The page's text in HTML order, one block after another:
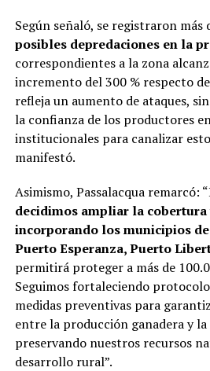
Según señaló, se registraron más
posibles depredaciones en la
correspondientes a la zona
incremento del 300 % respecto
refleja un aumento de ataques,
la confianza de los productores
institucionales para canalizar
manifestó.
Asimismo, Passalacqua remarcó:
decidimos ampliar la
incorporando los municipios
Puerto Esperanza, Puerto
permitirá proteger a más de
Seguimos fortaleciendo
medidas preventivas para
entre la producción ganadera y
preservando nuestros recursos
desarrollo rural”.